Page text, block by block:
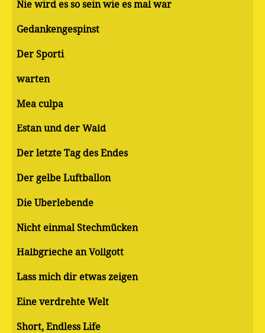
Nie wird es so sein wie es mal war
Gedankengespinst
Der Sporti
warten
Mea culpa
Estan und der Wald
Der letzte Tag des Endes
Der gelbe Luftballon
Die Überlebende
Nicht einmal Stechmücken
Halbgrieche an Vollgott
Lass mich dir etwas zeigen
Eine verdrehte Welt
Short, Endless Life